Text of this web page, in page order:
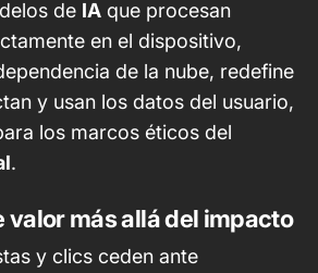
de IA que procesan
en el dispositivo,
de la nube, redefine
y usan los datos del usuario,
los marcos éticos del
.
valor más allá del impacto
y clics ceden ante